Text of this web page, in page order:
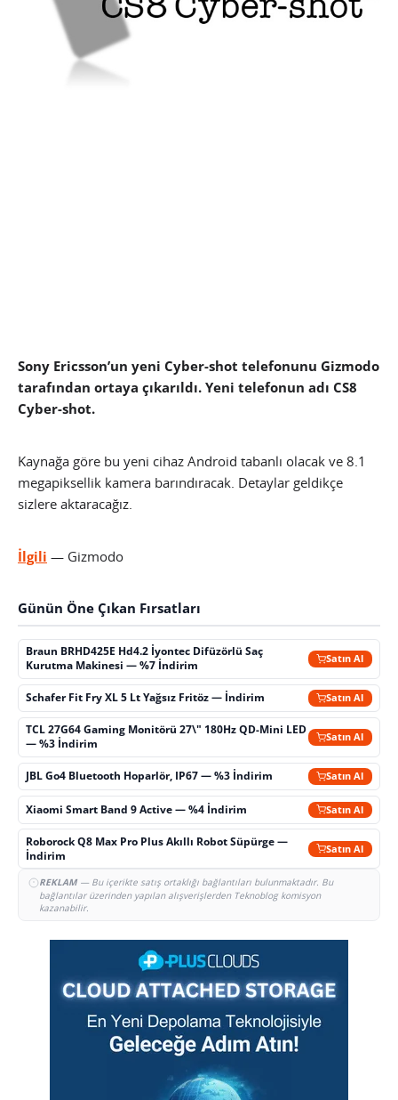
Sony Ericsson’un yeni Cyber-shot telefonunu Gizmodo
tarafından ortaya çıkarıldı. Yeni telefonun adı CS8
Cyber-shot.
Kaynağa göre bu yeni cihaz Android tabanlı olacak ve 8.1
megapiksellik kamera barındıracak. Detaylar geldikçe
sizlere aktaracağız.
İlgili — Gizmodo
Günün Öne Çıkan Fırsatları
Braun BRHD425E Hd4.2 İyontec Difüzörlü Saç
Kurutma Makinesi — %7 İndirim
Satın Al
Schafer Fit Fry XL 5 Lt Yağsız Fritöz — İndirim Satın Al
TCL 27G64 Gaming Monitörü 27\" 180Hz QD-Mini LED
— %3 İndirim
Satın Al
JBL Go4 Bluetooth Hoparlör, IP67 — %3 İndirim Satın Al
Xiaomi Smart Band 9 Active — %4 İndirim Satın Al
Roborock Q8 Max Pro Plus Akıllı Robot Süpürge —
İndirim
Satın Al
REKLAM— Bu içerikte satış ortaklığı bağlantıları bulunmaktadır. Bu
bağlantılar üzerinden yapılan alışverişlerden Teknoblog komisyon
kazanabilir.